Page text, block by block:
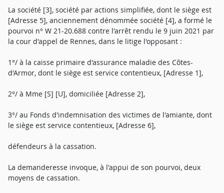
La société [3], société par actions simplifiée, dont le siège est
[Adresse 5], anciennement dénommée société [4], a formé le
pourvoi n° W 21-20.688 contre l'arrêt rendu le 9 juin 2021 par
la cour d'appel de Rennes, dans le litige l'opposant :
1°/ à la caisse primaire d'assurance maladie des Côtes-
d'Armor, dont le siège est service contentieux, [Adresse 1],
2°/ à Mme [S] [U], domiciliée [Adresse 2],
3°/ au Fonds d'indemnisation des victimes de l'amiante, dont
le siège est service contentieux, [Adresse 6],
défendeurs à la cassation.
La demanderesse invoque, à l'appui de son pourvoi, deux
moyens de cassation.